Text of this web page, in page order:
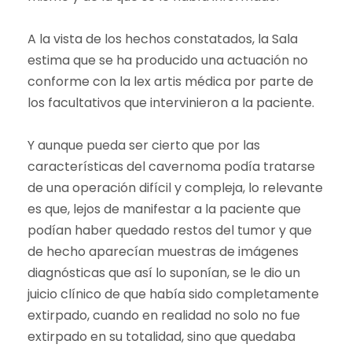
A la vista de los hechos constatados, la Sala
estima que se ha producido una actuación no
conforme con la lex artis médica por parte de
los facultativos que intervinieron a la paciente.
Y aunque pueda ser cierto que por las
características del cavernoma podía tratarse
de una operación difícil y compleja, lo relevante
es que, lejos de manifestar a la paciente que
podían haber quedado restos del tumor y que
de hecho aparecían muestras de imágenes
diagnósticas que así lo suponían, se le dio un
juicio clínico de que había sido completamente
extirpado, cuando en realidad no solo no fue
extirpado en su totalidad, sino que quedaba